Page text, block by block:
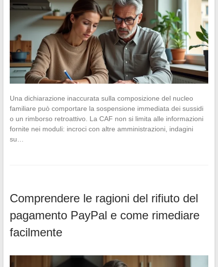
Una dichiarazione inaccurata sulla composizione del nucleo
familiare può comportare la sospensione immediata dei sussidi
o un rimborso retroattivo. La CAF non si limita alle informazioni
fornite nei moduli: incroci con altre amministrazioni, indagini
su…
Comprendere le ragioni del rifiuto del
pagamento PayPal e come rimediare
facilmente